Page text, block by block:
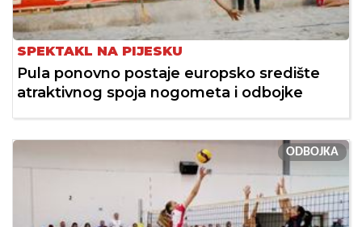
SPEKTAKL NA PIJESKU
Pula ponovno postaje europsko središte
atraktivnog spoja nogometa i odbojke
ODBOJKA